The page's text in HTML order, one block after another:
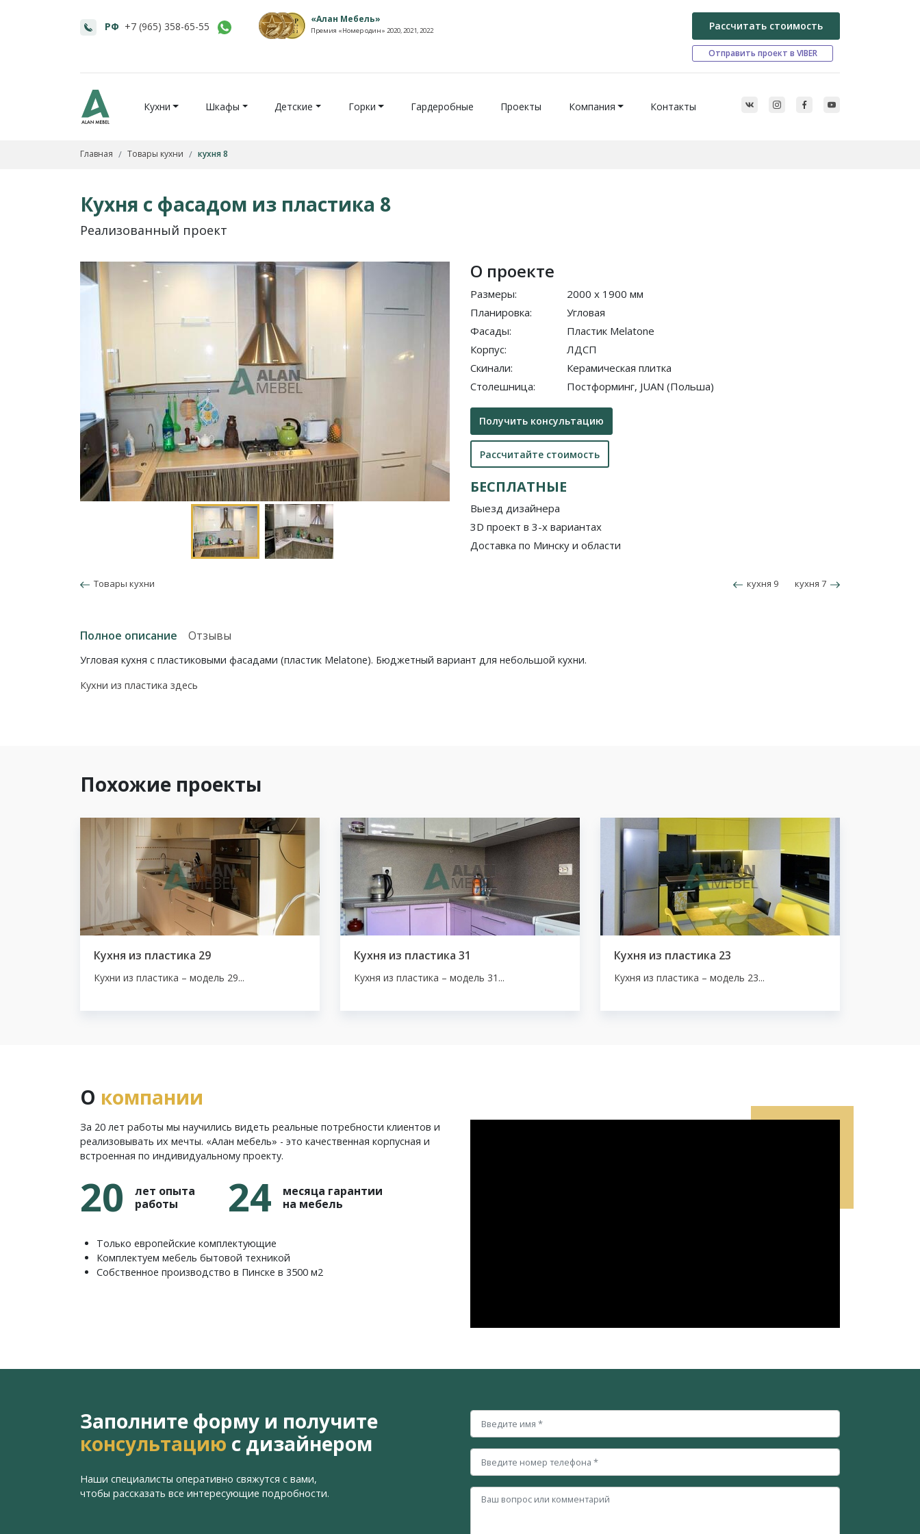
РФ +7 (965) 358-65-55
«Алан Мебель»
Премия «Номер один» 2020, 2021, 2022 Рассчитать стоимость
Отправить проект в VIBER
Кухни Шкафы Детские Горки Гардеробные Проекты Компания Контакты
Главная Товары кухни кухня 8
Кухня с фасадом из пластика 8
Реализованный проект
О проекте
Размеры:
Планировка:
Фасады:
Корпус:
Скинали:
Столешница:
2000 x 1900 мм
Угловая
Пластик Melatone
ЛДСП
Керамическая плитка
Постформинг, JUAN (Польша)
Получить консультацию
Рассчитайте стоимость
БЕСПЛАТНЫЕ
Выезд дизайнера
3D проект в 3-х вариантах
Доставка по Минску и области
Товары кухни кухня 9 кухня 7
Полное описание Отзывы
Угловая кухня с пластиковыми фасадами (пластик Melatone). Бюджетный вариант для небольшой кухни.
Кухни из пластика здесь
Похожие проекты
Кухня из пластика 29
Кухни из пластика – модель 29...
Кухня из пластика 31
Кухня из пластика – модель 31...
Кухня из пластика 23
Кухня из пластика – модель 23...
О компании
За 20 лет работы мы научились видеть реальные потребности клиентов и
реализовывать их мечты. «Алан мебель» - это качественная корпусная и
встроенная по индивидуальному проекту.
20
лет опыта
работы
24
месяца гарантии
на мебель
Только европейские комплектующие
Комплектуем мебель бытовой техникой
Собственное производство в Пинске в 3500 м2
Заполните форму и получите
консультацию с дизайнером
Наши специалисты оперативно свяжутся с вами,
чтобы рассказать все интересующие подробности.